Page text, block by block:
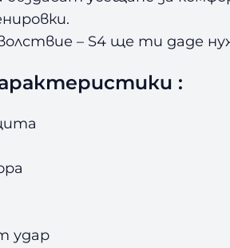
– S4 ще ти даде
:
удар